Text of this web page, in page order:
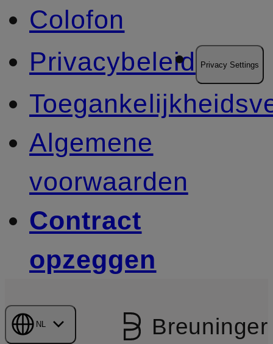
Colofon
Privacybeleid
Privacy Settings
Algemene
voorwaarden
Contract
opzeggen
NL Breuninger